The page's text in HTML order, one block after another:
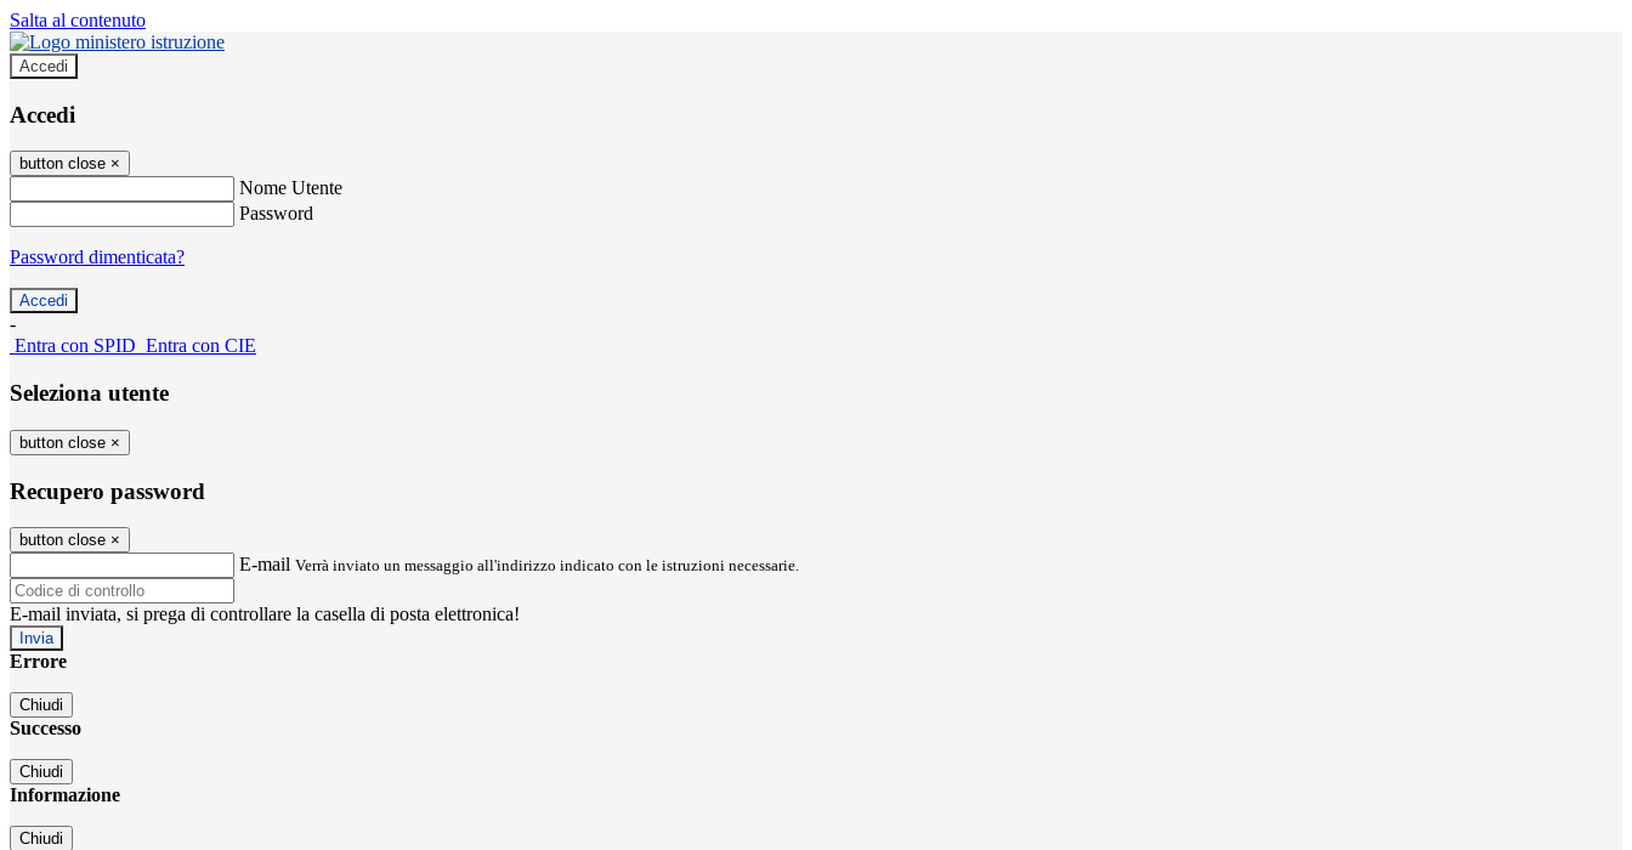
Salta al contenuto
Accedi
Accedi
button close ×
Nome Utente
Password
Password dimenticata?
-
Entra con SPID Entra con CIE
Seleziona utente
button close ×
Recupero password
button close ×
E-mail Verrà inviato un messaggio all'indirizzo indicato con le istruzioni necessarie.
E-mail inviata, si prega di controllare la casella di posta elettronica!
Errore
Chiudi
Successo
Chiudi
Informazione
Chiudi